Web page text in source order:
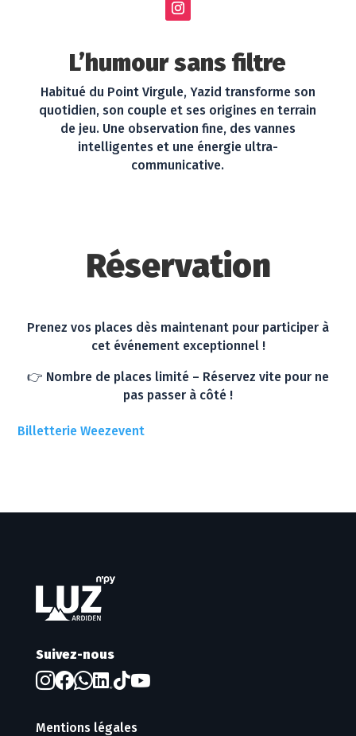
L’humour sans filtre
Habitué du Point Virgule, Yazid transforme son
quotidien, son couple et ses origines en terrain
de jeu. Une observation fine, des vannes
intelligentes et une énergie ultra-
communicative.
Réservation
Prenez vos places dès maintenant pour participer à
cet événement exceptionnel !
👉 Nombre de places limité – Réservez vite pour ne
pas passer à côté !
Billetterie Weezevent
Suivez-nous
Mentions légales